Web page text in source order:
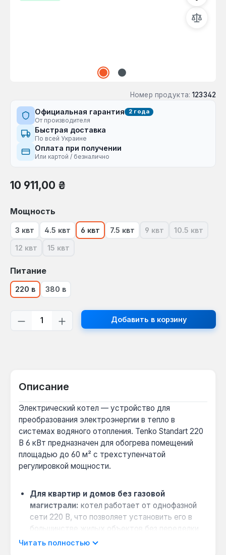
Номер продукта: 123342
Официальная гарантия 2 года
От производителя
Быстрая доставка
По всей Украине
Оплата при получении
Или картой / безналично
Обычная цена:
10 911,00 ₴
Выберите
Мощность
3 квт 4.5 квт 6 квт 7.5 квт 9 квт(В настоящее время
10.5 квт
(В
12 квт(В настоящее время эта опция недоступна.)
15 квт(В настоящее время эта опция недоступна.)
Выберите
Питание
220 в 380 в
Количество продукта: введите
Добавить в корзину
Описание
Электрический котел — устройство для
преобразования электроэнергии в тепло в
системах водяного отопления. Tenko Standart 220
В 6 кВт предназначен для обогрева помещений
площадью до 60 м² с трехступенчатой
регулировкой мощности.
Для квартир и домов без газовой
магистрали: котел работает от однофазной
сети 220 В, что позволяет установить его в
большинстве жилых объектов без переделки
электропроводки.
Читать полностью